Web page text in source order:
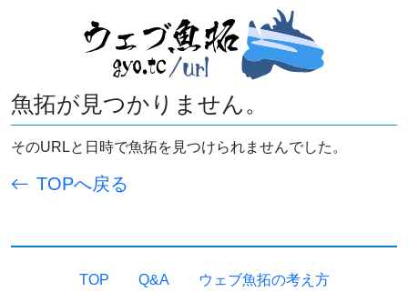
魚拓が見つかりません。
そのURLと日時で魚拓を見つけられませんでした。
TOPへ戻る
TOP Q&A ウェブ魚拓の考え方